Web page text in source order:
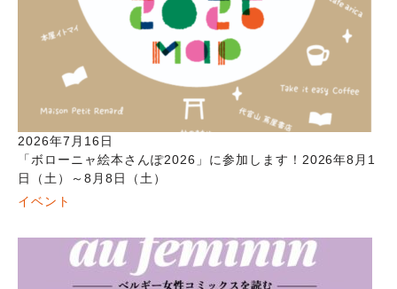
2026年7月16日
「ボローニャ絵本さんぽ2026」に参加します！2026年8月1
日（土）～8月8日（土）
イベント